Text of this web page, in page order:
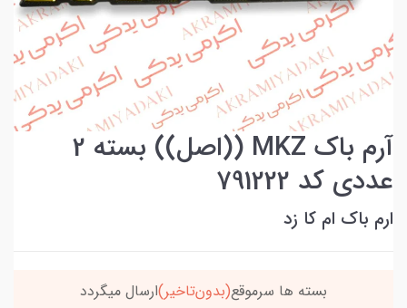
آرم باک MKZ ((اصل)) بسته 2
عددی کد 791222
ارم باک ام کا زد
بسته ها سرموقع(بدون‌تاخیر)ارسال میگردد